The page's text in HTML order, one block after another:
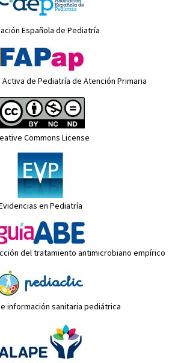
Española de Pediatría
Activa de Pediatría de Atención Primaria
Commons License
en Pediatría
del tratamiento antimicrobiano empírico
información sanitaria pediátrica